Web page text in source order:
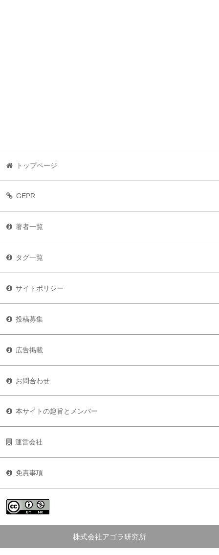
トップページ
GEPR
著者一覧
タグ一覧
サイトポリシー
投稿募集
広告掲載
お問合わせ
本サイトの趣旨とメンバー
運営会社
免責事項
株式会社アゴラ研究所